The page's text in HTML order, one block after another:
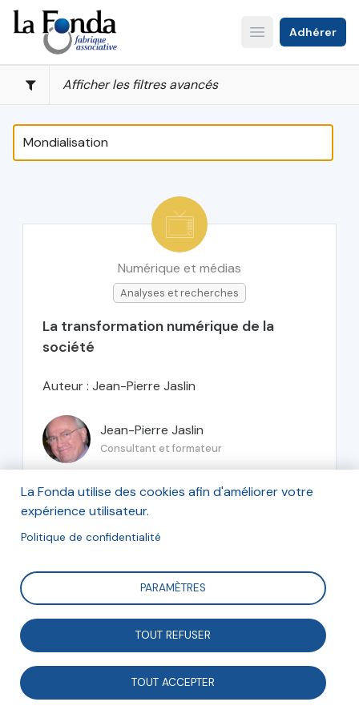
Aller
au
contenu
principal
Open main menu
Adhérer
Afficher les filtres avancés
Numérique et médias
Analyses et recherches
La transformation numérique de la
société
Auteur : Jean-Pierre Jaslin
Jean-Pierre Jaslin
Consultant et formateur
Associations et entreprises
Opinions et débats
La responsabilité sociale des
La Fonda utilise des cookies afin d'améliorer votre
expérience utilisateur.
Politique de confidentialité
PARAMÈTRES
TOUT REFUSER
TOUT ACCEPTER